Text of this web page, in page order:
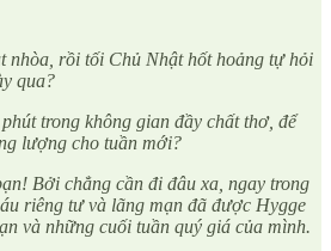
nhòa, rồi tối Chủ Nhật hốt hoảng tự hỏi
qua?
trong không gian đầy chất thơ, để
lượng cho tuần mới?
Bởi chẳng cần đi đâu xa, ngay trong
riêng tư và lãng mạn đã được Hygge
và những cuối tuần quý giá của mình.